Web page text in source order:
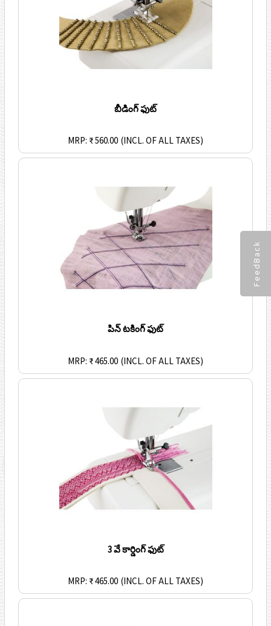
FeedBack
బీడింగ్ ఫుట్
MRP: ₹ 560.00 (INCL. OF ALL TAXES)
పిన్ టకింగ్ ఫుట్
MRP: ₹ 465.00 (INCL. OF ALL TAXES)
3 వే కార్డింగ్ ఫుట్
MRP: ₹ 465.00 (INCL. OF ALL TAXES)